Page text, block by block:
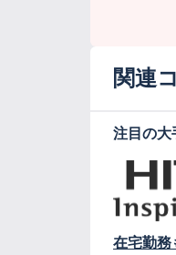
関連
注目の大
在宅勤務